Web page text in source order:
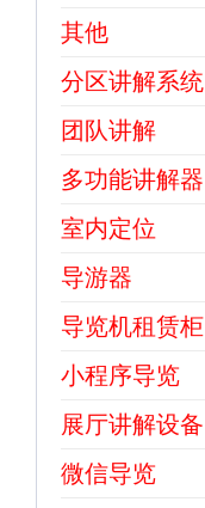
其他
分区讲解系统
团队讲解
多功能讲解器
室内定位
导游器
导览机租赁柜
小程序导览
展厅讲解设备
微信导览